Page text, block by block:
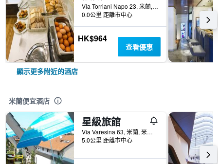
Via Torriani Napo 23, 米蘭, 米蘭, 義大利
0.0公里 距離市中心
HK$964
查看優惠
顯示更多附近的酒店
米蘭便宜酒店
星級旅館
Via Varesina 63, 米蘭, 米蘭, 義大利
5.0公里 距離市中心